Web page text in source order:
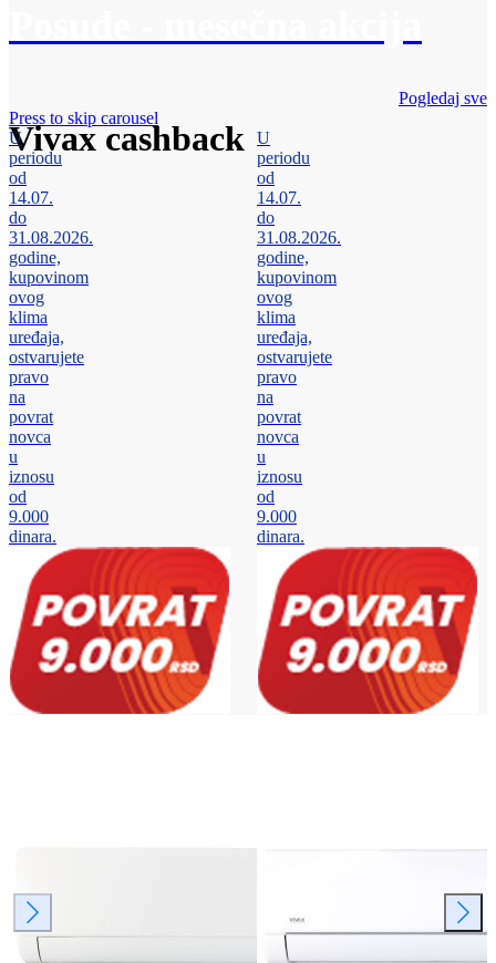
Vivax cashback
Pogledaj sve
Press to skip carousel
U
periodu
od
14.07.
do
31.08.2026.
godine,
kupovinom
ovog
klima
uređaja,
ostvarujete
pravo
na
povrat
novca
u
iznosu
od
9.000
dinara.
U
periodu
od
14.07.
do
31.08.2026.
godine,
kupovinom
ovog
klima
uređaja,
ostvarujete
pravo
na
povrat
novca
u
iznosu
od
9.000
dinara.